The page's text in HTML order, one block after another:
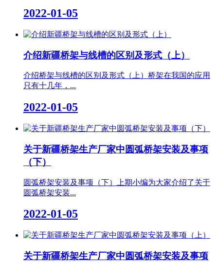
2022-01-05
介绍新疆桥架与线槽的区别及形式（上）
介绍桥架与线槽的区别及形式（上）桥架在我国的应用
只有十几年，...
2022-01-05
关于新疆桥架生产厂家中圆弧桥架安装及事项
（下）
圆弧桥架安装及事项（下）上期小编为大家介绍了关于
圆弧桥架安装...
2022-01-05
关于新疆桥架生产厂家中圆弧桥架安装及事项